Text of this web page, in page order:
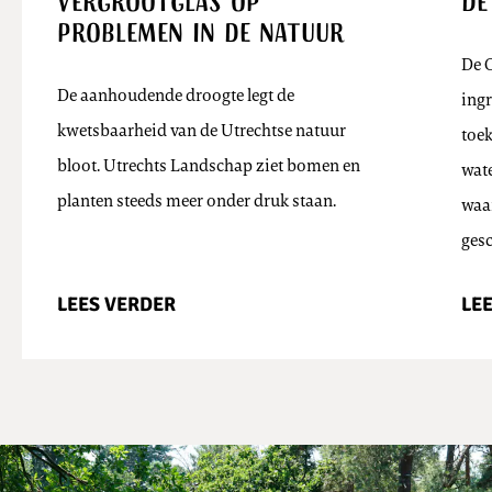
problemen in de natuur
De aanhoudende droogte legt de
kwetsbaarheid van de Utrechtse natuur
bloot. Utrechts Landschap ziet bomen en
planten steeds meer onder druk staan.
LEES VERDER
De